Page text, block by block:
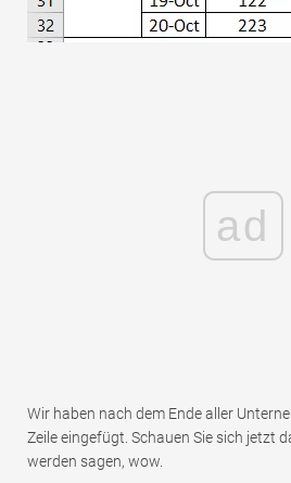
ad
Wir haben nach dem Ende aller
Zeile eingefügt. Schauen Sie sich jetzt
werden sagen, wow.